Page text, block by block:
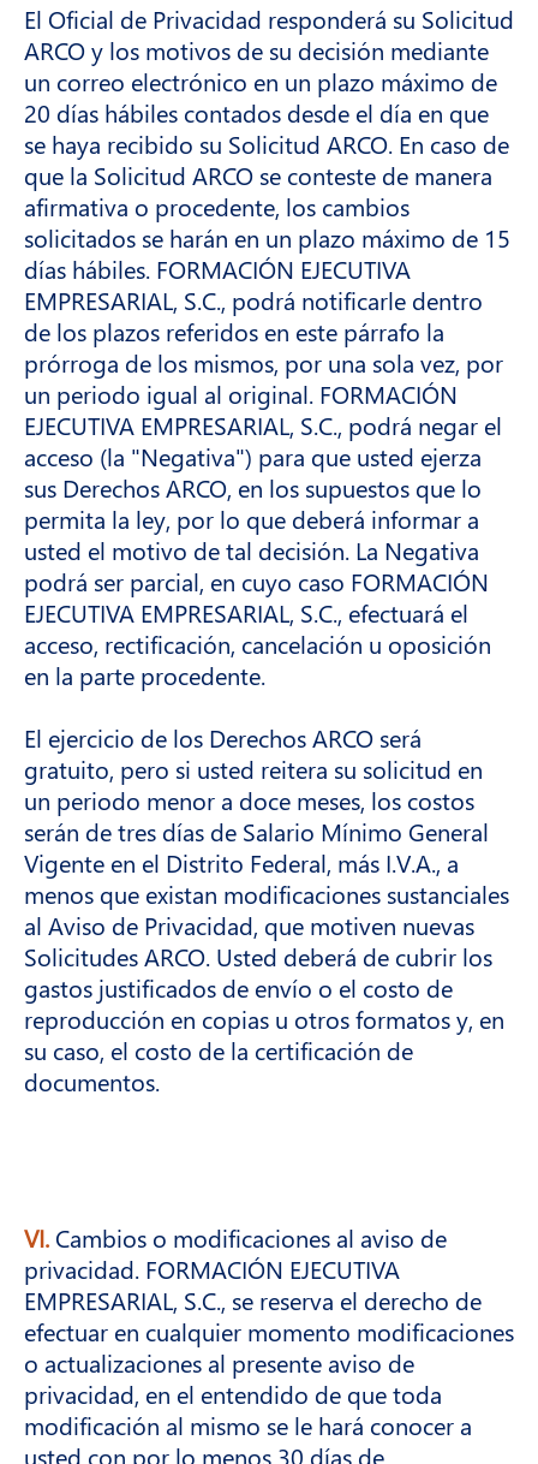
El Oficial de Privacidad responderá su Solicitud
ARCO y los motivos de su decisión mediante
un correo electrónico en un plazo máximo de
20 días hábiles contados desde el día en que
se haya recibido su Solicitud ARCO. En caso de
que la Solicitud ARCO se conteste de manera
afirmativa o procedente, los cambios
solicitados se harán en un plazo máximo de 15
días hábiles. FORMACIÓN EJECUTIVA
EMPRESARIAL, S.C., podrá notificarle dentro
de los plazos referidos en este párrafo la
prórroga de los mismos, por una sola vez, por
un periodo igual al original. FORMACIÓN
EJECUTIVA EMPRESARIAL, S.C., podrá negar el
acceso (la "Negativa") para que usted ejerza
sus Derechos ARCO, en los supuestos que lo
permita la ley, por lo que deberá informar a
usted el motivo de tal decisión. La Negativa
podrá ser parcial, en cuyo caso FORMACIÓN
EJECUTIVA EMPRESARIAL, S.C., efectuará el
acceso, rectificación, cancelación u oposición
en la parte procedente.
El ejercicio de los Derechos ARCO será
gratuito, pero si usted reitera su solicitud en
un periodo menor a doce meses, los costos
serán de tres días de Salario Mínimo General
Vigente en el Distrito Federal, más I.V.A., a
menos que existan modificaciones sustanciales
al Aviso de Privacidad, que motiven nuevas
Solicitudes ARCO. Usted deberá de cubrir los
gastos justificados de envío o el costo de
reproducción en copias u otros formatos y, en
su caso, el costo de la certificación de
documentos.
VI. Cambios o modificaciones al aviso de
privacidad. FORMACIÓN EJECUTIVA
EMPRESARIAL, S.C., se reserva el derecho de
efectuar en cualquier momento modificaciones
o actualizaciones al presente aviso de
privacidad, en el entendido de que toda
modificación al mismo se le hará conocer a
usted con por lo menos 30 días de